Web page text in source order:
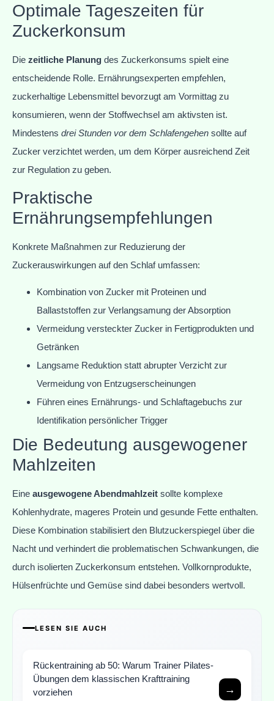
Optimale Tageszeiten für
Zuckerkonsum
Die zeitliche Planung des Zuckerkonsums spielt eine
entscheidende Rolle. Ernährungsexperten empfehlen,
zuckerhaltige Lebensmittel bevorzugt am Vormittag zu
konsumieren, wenn der Stoffwechsel am aktivsten ist.
Mindestens drei Stunden vor dem Schlafengehen sollte auf
Zucker verzichtet werden, um dem Körper ausreichend Zeit
zur Regulation zu geben.
Praktische
Ernährungsempfehlungen
Konkrete Maßnahmen zur Reduzierung der
Zuckerauswirkungen auf den Schlaf umfassen:
Kombination von Zucker mit Proteinen und
Ballaststoffen zur Verlangsamung der Absorption
Vermeidung versteckter Zucker in Fertigprodukten und
Getränken
Langsame Reduktion statt abrupter Verzicht zur
Vermeidung von Entzugserscheinungen
Führen eines Ernährungs- und Schlaftagebuchs zur
Identifikation persönlicher Trigger
Die Bedeutung ausgewogener
Mahlzeiten
Eine ausgewogene Abendmahlzeit sollte komplexe
Kohlenhydrate, mageres Protein und gesunde Fette enthalten.
Diese Kombination stabilisiert den Blutzuckerspiegel über die
Nacht und verhindert die problematischen Schwankungen, die
durch isolierten Zuckerkonsum entstehen. Vollkornprodukte,
Hülsenfrüchte und Gemüse sind dabei besonders wertvoll.
LESEN SIE AUCH
Rückentraining ab 50: Warum Trainer Pilates-
Übungen dem klassischen Krafttraining
vorziehen
→